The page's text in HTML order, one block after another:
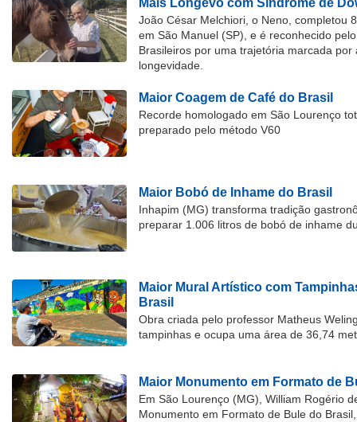
Mais Longevo com Síndrome de
João César Melchiori, o Neno, completou
em São Manuel (SP), e é reconhecido
Brasileiros por uma trajetória marcada por
longevidade.
Maior Coagem de Café do Brasil
Recorde homologado em São Lourenço
preparado pelo método V60
Maior Bobó de Inhame do Brasil
Inhapim (MG) transforma tradição
preparar 1.006 litros de bobó de inhame
Maior Mural Artístico com
Brasil
Obra criada pelo professor Matheus
tampinhas e ocupa uma área de 36,74
Maior Monumento em Formato de
Em São Lourenço (MG), William Rogério
Monumento em Formato de Bule do